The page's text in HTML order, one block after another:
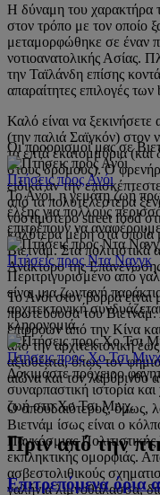
Η δύναμη του χαρακτήρα
στον τρόπο με τον οποίο
μεταμορφώθηκε σε έναν
νοτιοανατολικής Ασίας.
την Ταϊλάνδη επίσης
απαραίτητες επιλογές
Καλό είναι να
(την παλιά Σαϊγκόν) στον
τα επτά εκατομμύρια (και
στους δρόμους). Ο
ειδικά αν την
από τα πολυτελέστερα
νοστιμότερο street food
καλύτερα μέρη στα οποία
Βιετνάμ. Στα πολιτιστικά
Ανάκτορο της
Το Ανόι στον βορρά
πρωτεύουσα του
επιρροών από την Κίνα
από την αρχιτεκτονική
αξιοθέατα, όπως τον
αιώνα και τον λαβύρινθο
Ο σπουδαιότερος, όμως,
Βιετνάμ ίσως είναι ο
Παγκόσμιας
εκπληκτικής ομορφιάς.
ασβεστολιθικούς
γαλήνια λιμνοθάλασσα,
Οι προορισμοί μας σε
Πτήσεις προς Ανόι
Το Ανόι, η γεμάτη ζωή
έλξης για πολλούς
επιτρέπουν να
Πτήσεις προς Ντα Νανγκ
Περιτριγυρισμένο από
είναι μια ζωντανή
αρχιτεκτονική
κληρονομιά.
Πτήσεις προς Χο Τσι Μινχ
Δοκιμάστε πρόχειρο
συναρπαστική ιστορία
ζωή στη Χο Τσι Μινχ.
Πριν από την
Επιτρεπόμενα όρια